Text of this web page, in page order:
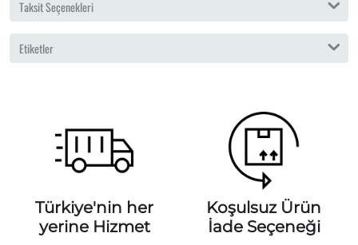
Taksit Seçenekleri
Etiketler
Türkiye'nin her
yerine Hizmet
Koşulsuz Ürün
İade Seçeneği